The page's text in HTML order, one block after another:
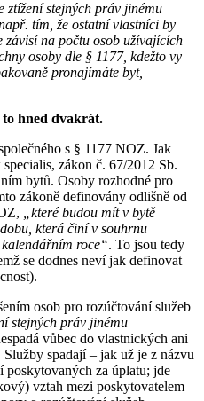
ztížení stejných práv jinému
tím, že ostatní vlastníci by
závisí na počtu osob užívajících
osoby dle § 1177, kdežto vy
pronajímáte byt,
hned dvakrát.
s § 1177 NOZ. Jak
zákon č. 67/2012 Sb.
bytů. Osoby rozhodné pro
zákoně definovány odlišně od
„které budou mít v bytě
která činí v souhrnu
roce“. To jsou tedy
se dodnes neví jak definovat
osob pro rozúčtování služeb
stejných práv jinému
vůbec do vlastnických ani
spadají – jak už je z názvu
poskytovaných za úplatu; jde
vztah mezi poskytovatelem